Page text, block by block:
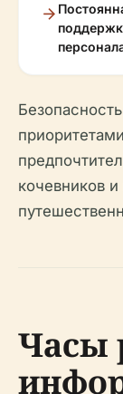
кочевников
Часы